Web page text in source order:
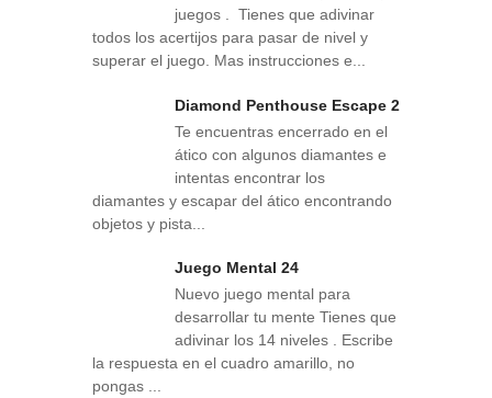
juegos . Tienes que adivinar
todos los acertijos para pasar de nivel y
superar el juego. Mas instrucciones e...
Diamond Penthouse Escape 2
Te encuentras encerrado en el
ático con algunos diamantes e
intentas encontrar los
diamantes y escapar del ático encontrando
objetos y pista...
Juego Mental 24
Nuevo juego mental para
desarrollar tu mente Tienes que
adivinar los 14 niveles . Escribe
la respuesta en el cuadro amarillo, no
pongas ...